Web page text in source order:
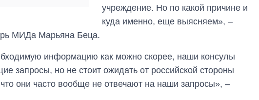
учреждение. Но по какой причине и
куда именно, еще выясняем», –
МИДа Марьяна Беца.
информацию как можно скорее, наши консулы
запросы, но не стоит ожидать от российской стороны
они часто вообще не отвечают на наши запросы», –